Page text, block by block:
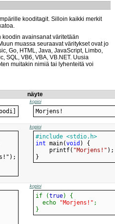
kooditagit. Silloin kaikki merkit
avainsanat väritetään
muassa seuraavat väritykset ovat jo
Go, HTML, Java, JavaScript, Limbo,
SQL, VB6, VBA, VB.NET. Uusia
muitakin nimiä tai lyhenteitä voi
näyte
kopioi
Morjens!
kopioi
#include <stdio.h>
int main(void
    printf(
"Morjens!"
}
kopioi
if (true)
{
echo
"Morjens!" ;
}